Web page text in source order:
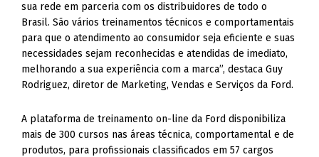
sua rede em parceria com os distribuidores de todo o
Brasil. São vários treinamentos técnicos e comportamentais
para que o atendimento ao consumidor seja eficiente e suas
necessidades sejam reconhecidas e atendidas de imediato,
melhorando a sua experiência com a marca”, destaca Guy
Rodriguez, diretor de Marketing, Vendas e Serviços da Ford.
A plataforma de treinamento on-line da Ford disponibiliza
mais de 300 cursos nas áreas técnica, comportamental e de
produtos, para profissionais classificados em 57 cargos